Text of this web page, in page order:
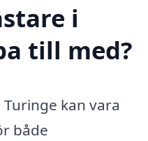
i
till med?
kan vara
både